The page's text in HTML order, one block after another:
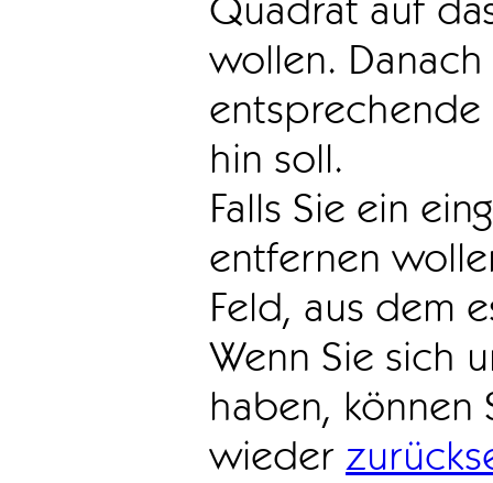
Quadrat auf
wollen.
hin soll.
Falls Sie ein
entfernen
Feld, aus dem
Wenn Sie sich
haben, können
wieder